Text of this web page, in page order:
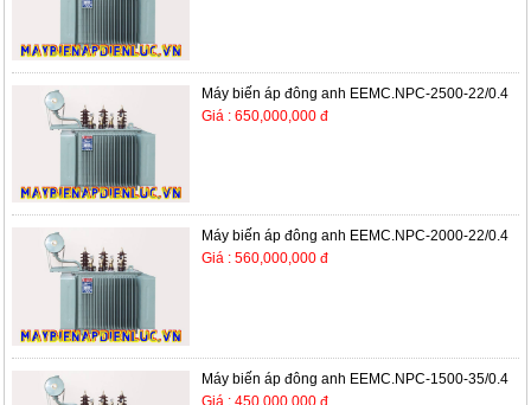
Máy biến áp đông anh EEMC.NPC-2500-22/0.4
Giá : 650,000,000 đ
Máy biến áp đông anh EEMC.NPC-2000-22/0.4
Giá : 560,000,000 đ
Máy biến áp đông anh EEMC.NPC-1500-35/0.4
Giá : 450,000,000 đ